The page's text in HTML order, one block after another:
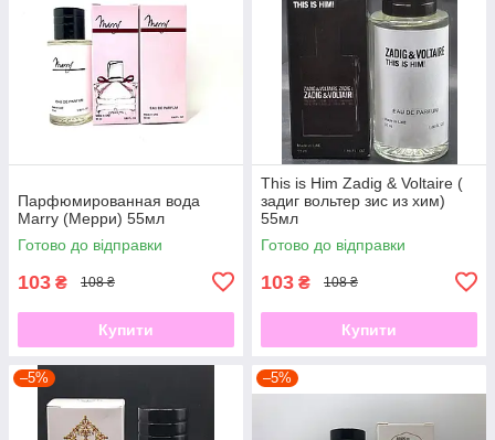
Парфюмированная вода
Marry (Мерри) 55мл
Готово до відправки
103 ₴ 108 ₴
Купити
This is Him Zadig & Voltaire (
задиг вольтер зис из хим)
55мл
Готово до відправки
103 ₴ 108 ₴
Купити
–5% –5%